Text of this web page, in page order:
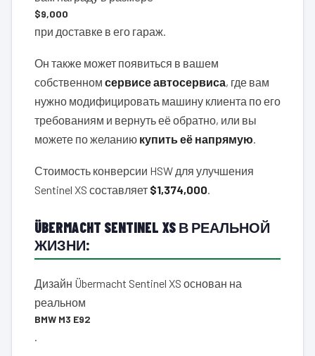
$9,000
при доставке в его гараж.
Он также может появиться в вашем
собственном сервисе автосервиса, где вам
нужно модифицировать машину клиента по его
требованиям и вернуть её обратно, или вы
можете по желанию купить её напрямую.
Стоимость конверсии HSW для улучшения
Sentinel XS составляет $1,374,000.
ÜBERMACHT SENTINEL XS В РЕАЛЬНОЙ
ЖИЗНИ:
Дизайн Übermacht Sentinel XS основан на
реальном
BMW M3 E92
.